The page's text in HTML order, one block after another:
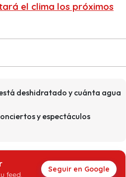
el clima los próximos
deshidratado y cuánta agua
y espectáculos
feed.
Seguir en Google